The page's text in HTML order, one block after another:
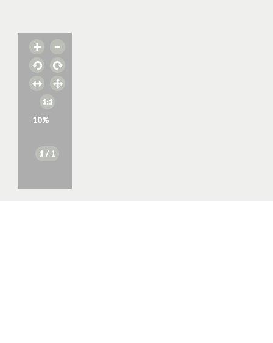
10%
1 / 1